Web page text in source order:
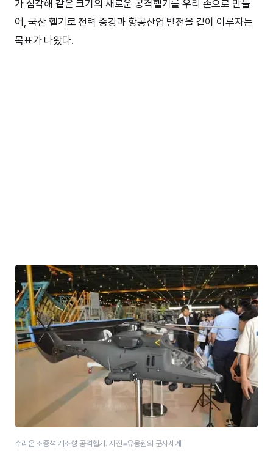
가 심각해 같은 크기의 새로운 공격헬기를 우리 손으로 만들
어, 국산 헬기로 전력 증강과 항공산업 발전을 같이 이루자는
목표가 나왔다.
수리온 조종석 개조형 공격헬기. 사진=유용원의 군사세계